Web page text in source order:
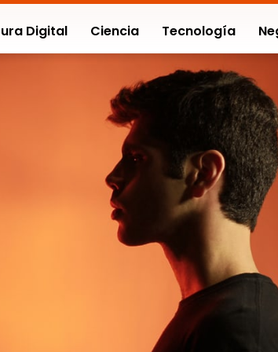
Digital Ciencia Tecnología